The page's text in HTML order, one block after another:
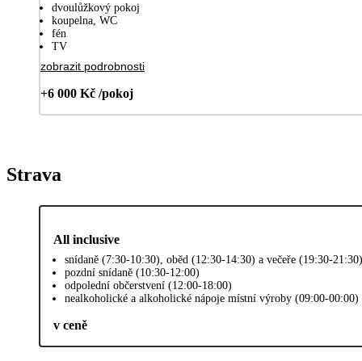
dvoulůžkový pokoj
koupelna, WC
fén
TV
zobrazit podrobnosti
+6 000 Kč /pokoj
Strava
All inclusive
snídaně (7:30-10:30), oběd (12:30-14:30) a večeře (19:30-
pozdní snídaně (10:30-12:00)
odpolední občerstvení (12:00-18:00)
nealkoholické a alkoholické nápoje místní výroby (09:00-00:00)
v ceně